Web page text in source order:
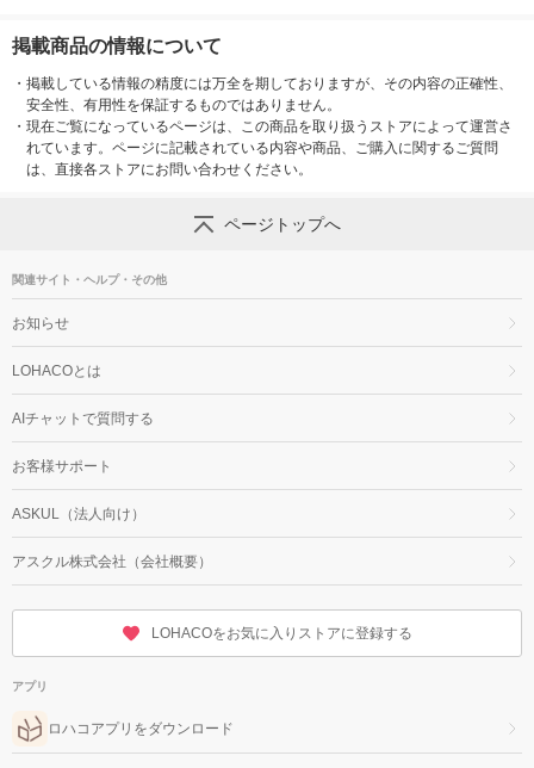
掲載商品の情報について
・ 掲載している情報の精度には万全を期しておりますが、その内容の正確性、
安全性、有用性を保証するものではありません。
・ 現在ご覧になっているページは、この商品を取り扱うストアによって運営さ
れています。ページに記載されている内容や商品、ご購入に関するご質問
は、直接各ストアにお問い合わせください。
ページトップへ
関連サイト・ヘルプ・その他
お知らせ
LOHACOとは
AIチャットで質問する
お客様サポート
ASKUL（法人向け）
アスクル株式会社（会社概要）
LOHACOをお気に入りストアに登録する
アプリ
ロハコアプリをダウンロード